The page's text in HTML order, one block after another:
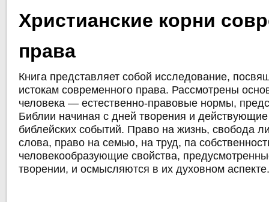
Христианские корни
права
Книга представляет собой исследование,
истокам современного права. Рассмотрены
человека — естественно-правовые нормы,
Библии начиная с дней творения и действующие
библейских событий. Право на жизнь, свобода
слова, право на семью, на труд, па
человекообразующие свойства,
творении, и осмысляются в их духовном